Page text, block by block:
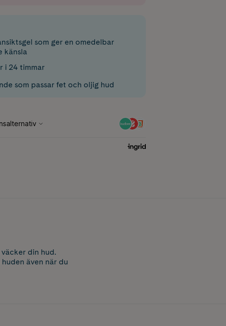
som ger en omedelbar
känsla
i 24 timmar
som passar fet och oljig hud
din hud.
även när du